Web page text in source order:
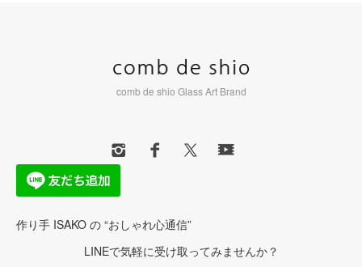
comb de shio Glass Art Brand
作り手 ISAKO の “おしゃれ心通信”
LINEで気軽に受け取ってみませんか？